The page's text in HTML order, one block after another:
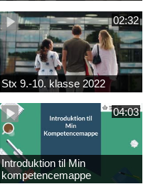
02:32
Stx 9.-10. klasse 2022
04:03
Introduktion til Min
kompetencemappe